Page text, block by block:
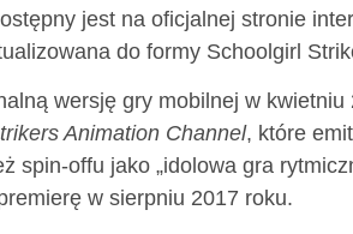
jest na oficjalnej stronie
do formy Schoolgirl
wersję gry mobilnej w
Animation Channel, które
spin-offu jako „idolowa gra
w sierpniu 2017 roku.